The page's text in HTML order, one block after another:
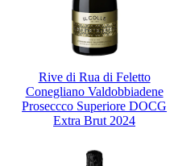
Rive di Rua di Feletto
Conegliano Valdobbiadene
Proseccco Superiore DOCG
Extra Brut 2024